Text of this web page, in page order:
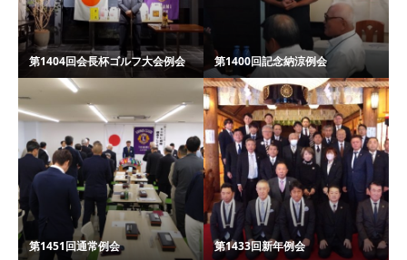
第1404回会長杯ゴルフ大会例会 第1400回記念納涼例会
第1451回通常例会 第1433回新年例会